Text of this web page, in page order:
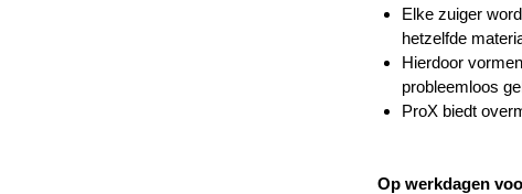
Elke zuiger
hetzelfde
Hierdoor
probleemloos
ProX biedt
Op werkdagen